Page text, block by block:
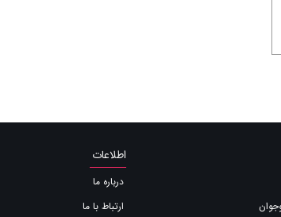
اطلاعات
درباره ما
ارتباط با ما